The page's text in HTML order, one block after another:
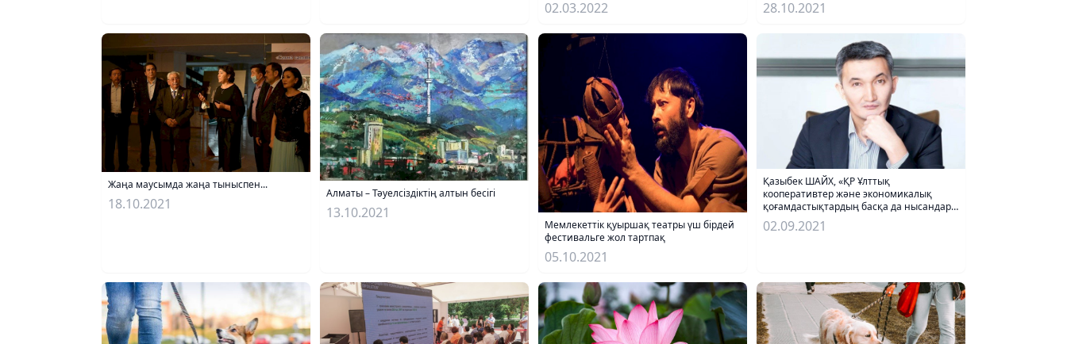
02.03.2022 28.10.2021
Жаңа маусымда жаңа тыныспен...
18.10.2021
Алматы – Тәуелсіздіктің алтын бесігі
13.10.2021
Мемлекеттік қуыршақ театры үш бірдей
фестивальге жол тартпақ
05.10.2021
Қазыбек ШАЙХ, «ҚР Ұлттық
кооперативтер және экономикалық
қоғамдастықтардың басқа да нысандары
қауымдастығы» ЗТБ президенті:
Жолдаудағы әрбір бастаманы қолдаймын
02.09.2021